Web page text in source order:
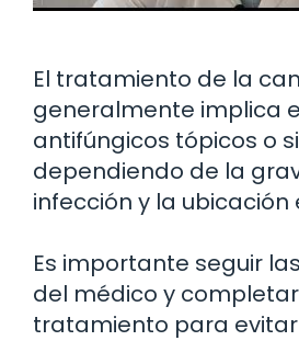
El tratamiento de la
generalmente implica
antifúngicos tópicos o
dependiendo de la
infección y la ubicación
Es importante seguir
del médico y
tratamiento para